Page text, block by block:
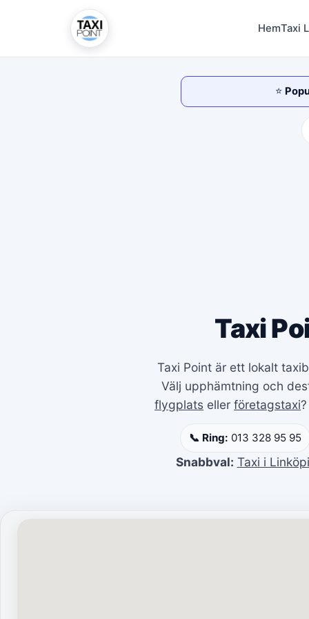
HemTaxi
⭐
Taxi
Taxi Point är ett lokalt
Välj upphämtning och
flygplats eller företagstaxi
📞 Ring: 013 328 95 95
Snabbval: Taxi i